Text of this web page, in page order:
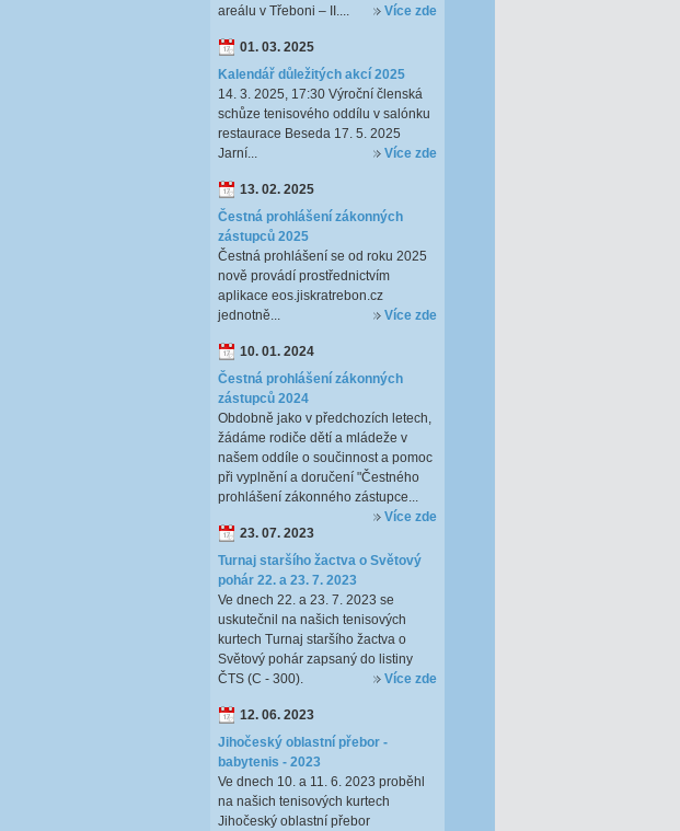
areálu v Třeboni – II....
Více zde
01. 03. 2025
Kalendář důležitých akcí 2025
14. 3. 2025, 17:30 Výroční členská
schůze tenisového oddílu v salónku
restaurace Beseda 17. 5. 2025
Jarní...
Více zde
13. 02. 2025
Čestná prohlášení zákonných
zástupců 2025
Čestná prohlášení se od roku 2025
nově provádí prostřednictvím
aplikace eos.jiskratrebon.cz
jednotně...
Více zde
10. 01. 2024
Čestná prohlášení zákonných
zástupců 2024
Obdobně jako v předchozích letech,
žádáme rodiče dětí a mládeže v
našem oddíle o součinnost a pomoc
při vyplnění a doručení "Čestného
prohlášení zákonného zástupce...
Více zde
23. 07. 2023
Turnaj staršího žactva o Světový
pohár 22. a 23. 7. 2023
Ve dnech 22. a 23. 7. 2023 se
uskutečnil na našich tenisových
kurtech Turnaj staršího žactva o
Světový pohár zapsaný do listiny
ČTS (C - 300).
Více zde
12. 06. 2023
Jihočeský oblastní přebor -
babytenis - 2023
Ve dnech 10. a 11. 6. 2023 proběhl
na našich tenisových kurtech
Jihočeský oblastní přebor